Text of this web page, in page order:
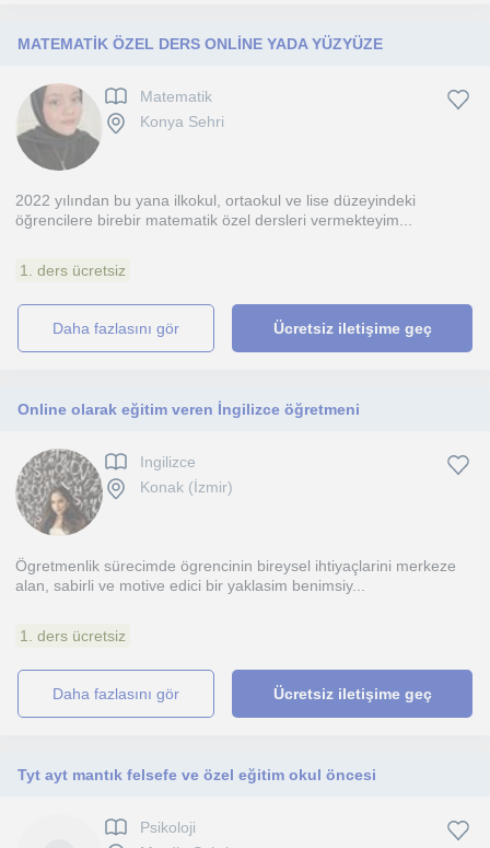
MATEMATİK ÖZEL DERS ONLİNE YADA YÜZYÜZE
Matematik
Konya Sehri
2022 yılından bu yana ilkokul, ortaokul ve lise düzeyindeki
öğrencilere birebir matematik özel dersleri vermekteyim...
1. ders ücretsiz
daha fazlasını gör Ücretsiz iletişime geç
Online olarak eğitim veren İngilizce öğretmeni
Ingilizce
Konak (İzmir)
Ögretmenlik sürecimde ögrencinin bireysel ihtiyaçlarini merkeze
alan, sabirli ve motive edici bir yaklasim benimsiy...
1. ders ücretsiz
daha fazlasını gör Ücretsiz iletişime geç
Tyt ayt mantık felsefe ve özel eğitim okul öncesi
Psikoloji